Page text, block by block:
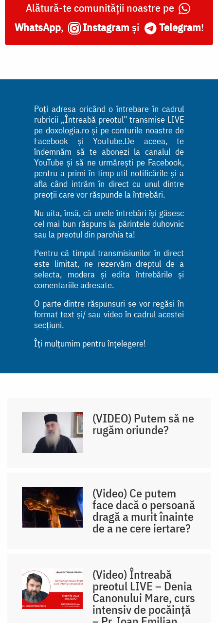
Alătură-te comunității noastre pe
WhatsApp, Instagram și Telegram!
Poți adresa oricând o întrebare în cadrul
rubricii „Întreabă preotul” transmise LIVE
pe doxologia.ro și pe conturile noastre de
Facebook și YouTube.De aceea, te
îndemnăm să te abonezi la canalul de
YouTube și să ne urmărești pe Facebook,
pentru a primi în timp util notificările și a
afla când intrăm în direct cu unul dintre
preoții care vor răspunde la întrebări.
Nu uita, însă, că unele întrebări își găsesc
cel mai bun răspuns la părintele duhovnic
sau la preotul din parohia ta!
Pentru că timpul transmisiunilor în direct
este limitat, ne rezervăm dreptul de a
selecta, modera și edita întrebările și
comentariile adresate.
O parte dintre răspunsuri se vor regăsi în
format text și/ sau video în cadrul acestei
secțiuni.
Îți mulțumim pentru înțelegere!
(VIDEO) Putem să ne
rugăm oriunde?
(Video) Ce putem
face dacă o persoană
dragă a murit înainte
de a ne cere iertare?
(Video) Întreabă
preotul LIVE – Denia
Canonului Mare, curs
intensiv de pocăință